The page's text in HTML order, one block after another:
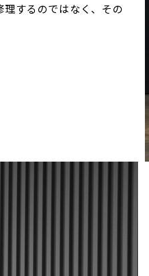
するのではなく、その